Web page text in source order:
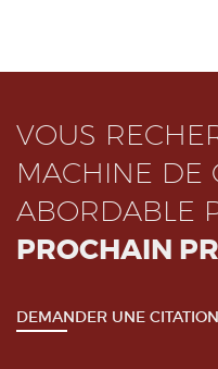
VOUS
MACHINE DE
ABORDABLE
PROCHAIN
DEMANDER UNE CITATION